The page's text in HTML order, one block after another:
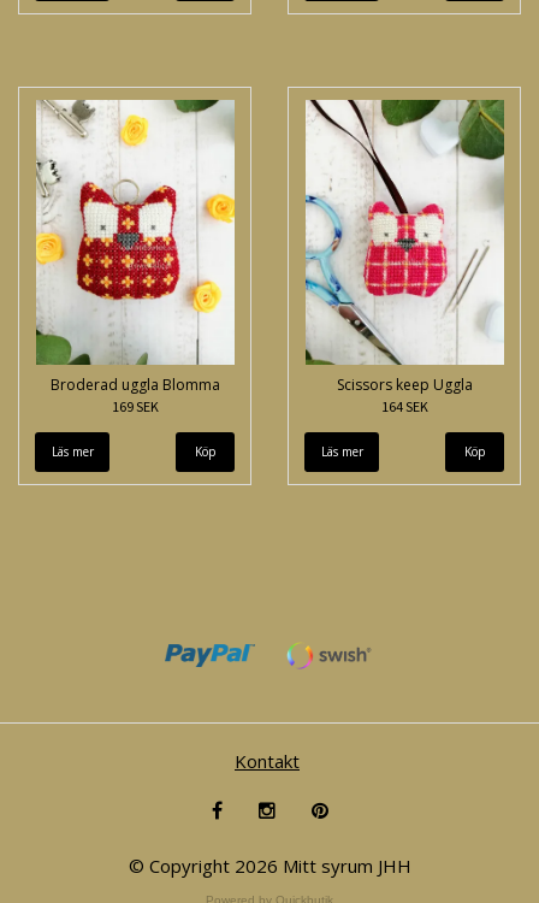
Broderad uggla Blomma
169 SEK
Läs mer
Scissors keep Uggla
164 SEK
Läs mer Köp
Kontakt
© Copyright 2026 Mitt syrum JHH
Powered by Quickbutik